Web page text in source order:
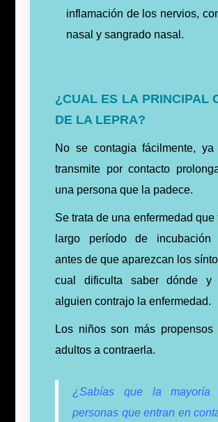
inflamación de los nervios,
nasal y sangrado nasal.
¿CUAL ES LA PRINCIPAL
DE LA LEPRA?
No se contagia fácilmente,
transmite por contacto
una persona que la padece.
Se trata de una enfermedad que
largo período de incubación
antes de que aparezcan los
cual dificulta saber dónde y
alguien contrajo la enfermedad.
Los niños son más
adultos a contraerla.
¿Sabías que la
personas que entran en